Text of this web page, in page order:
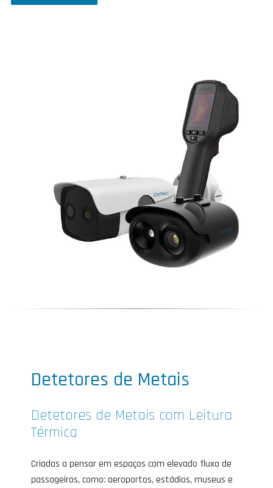
Detetores de Metais
Detetores de Metais com Leitura
Térmica
Criados a pensar em espaços com elevado fluxo de
passageiros, como: aeroportos, estádios, museus e